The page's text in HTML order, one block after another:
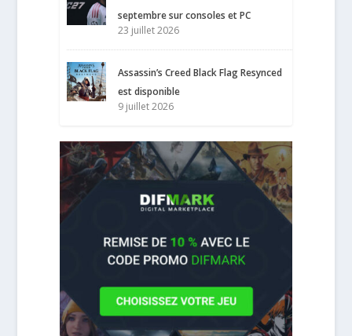
septembre sur consoles et PC
23 juillet 2026
Assassin’s Creed Black Flag Resynced
est disponible
9 juillet 2026